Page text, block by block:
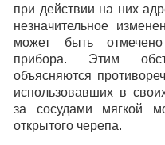
при действии на них
незначительное
может быть
прибора. Этим
объясняются
использовавших в
за сосудами мягкой
открытого черепа.